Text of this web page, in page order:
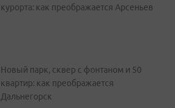
курорта: как преображается Арсеньев
Новый парк, сквер с фонтаном и 50
квартир: как преображается
Дальнегорск